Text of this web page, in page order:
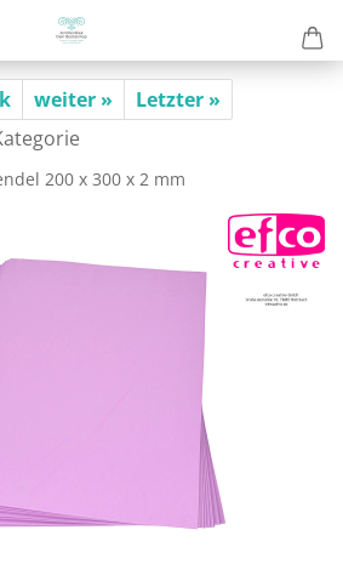
weiter »
Letzter »
200 x 300 x 2 mm